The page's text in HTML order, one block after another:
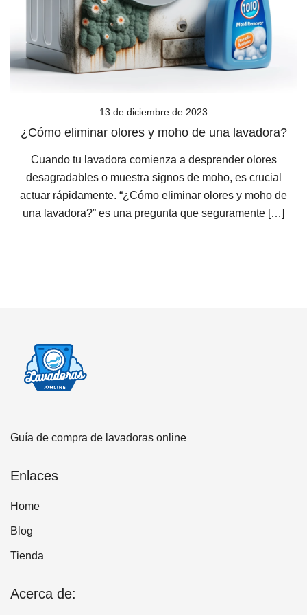
13 de diciembre de 2023
¿Cómo eliminar olores y moho de una lavadora?
Cuando tu lavadora comienza a desprender olores
desagradables o muestra signos de moho, es crucial
actuar rápidamente. “¿Cómo eliminar olores y moho de
una lavadora?” es una pregunta que seguramente […]
Guía de compra de lavadoras online
Enlaces
Home
Blog
Tienda
Acerca de: